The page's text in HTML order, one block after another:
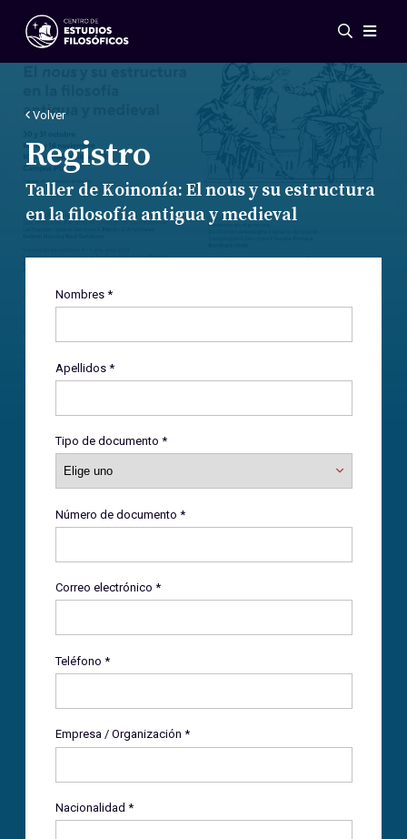
Eventos
Investigación
Redes
Publicaciones
Galería
Acerca de nosotros
Reglamento
Convenios
Volver
Registro
Taller de Koinonía: El nous y su estructura
en la filosofía antigua y medieval
Nombres *
Apellidos *
Tipo de documento *
Número de documento *
Correo electrónico *
Teléfono *
Empresa / Organización *
Nacionalidad *